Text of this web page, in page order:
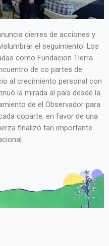
cierres de acciones y
el seguimiento. Los
como Fundacion Tierra
de co partes de
al crecimiento personal con
la mirada al país desde la
de el Observador para
coparte, en favor de una
finalizó tan importante